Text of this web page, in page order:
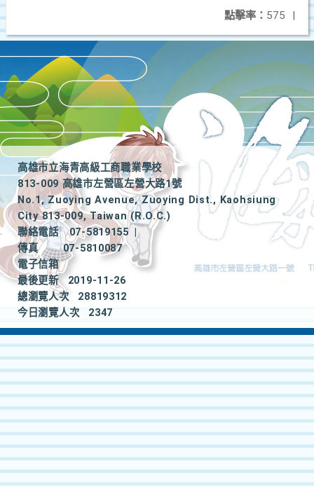
點擊率： 575 |
高雄市立海青高級工商職業學校
813-009 高雄市左營區左營大路1號
No.1, Zuoying Avenue, Zuoying Dist., Kaohsiung
City 813-009, Taiwan (R.O.C.)
聯絡電話
07-5819155
|
傳真
07-5810087
電子信箱
最後更新
2019-11-26
總瀏覽人次
28819312
今日瀏覽人次
2347